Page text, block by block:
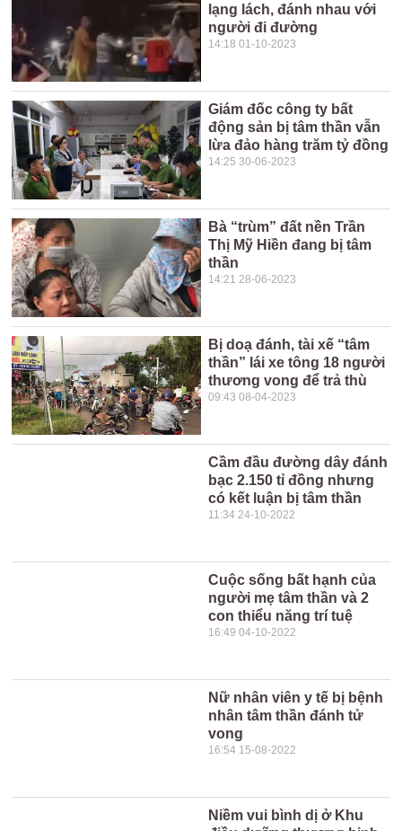
lạng lách, đánh nhau với
người đi đường
14:18 01-10-2023
Giám đốc công ty bất
động sản bị tâm thần vẫn
lừa đảo hàng trăm tỷ đồng
14:25 30-06-2023
Bà “trùm” đất nền Trần
Thị Mỹ Hiền đang bị tâm
thần
14:21 28-06-2023
Bị doạ đánh, tài xế “tâm
thần” lái xe tông 18 người
thương vong để trả thù
09:43 08-04-2023
Cầm đầu đường dây đánh
bạc 2.150 tỉ đồng nhưng
có kết luận bị tâm thần
11:34 24-10-2022
Cuộc sống bất hạnh của
người mẹ tâm thần và 2
con thiểu năng trí tuệ
16:49 04-10-2022
Nữ nhân viên y tế bị bệnh
nhân tâm thần đánh tử
vong
16:54 15-08-2022
Niềm vui bình dị ở Khu